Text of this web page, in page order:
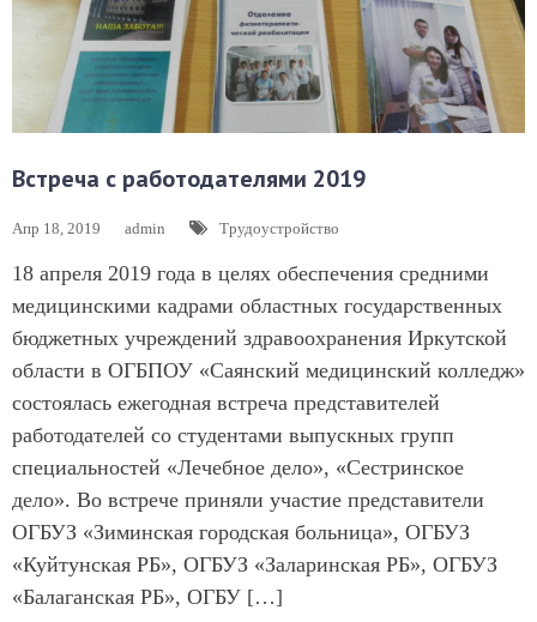
Встреча с работодателями 2019
Апр 18, 2019 admin Трудоустройство
18 апреля 2019 года в целях обеспечения средними
медицинскими кадрами областных государственных
бюджетных учреждений здравоохранения Иркутской
области в ОГБПОУ «Саянский медицинский колледж»
состоялась ежегодная встреча представителей
работодателей со студентами выпускных групп
специальностей «Лечебное дело», «Сестринское
дело». Во встрече приняли участие представители
ОГБУЗ «Зиминская городская больница», ОГБУЗ
«Куйтунская РБ», ОГБУЗ «Заларинская РБ», ОГБУЗ
«Балаганская РБ», ОГБУ […]